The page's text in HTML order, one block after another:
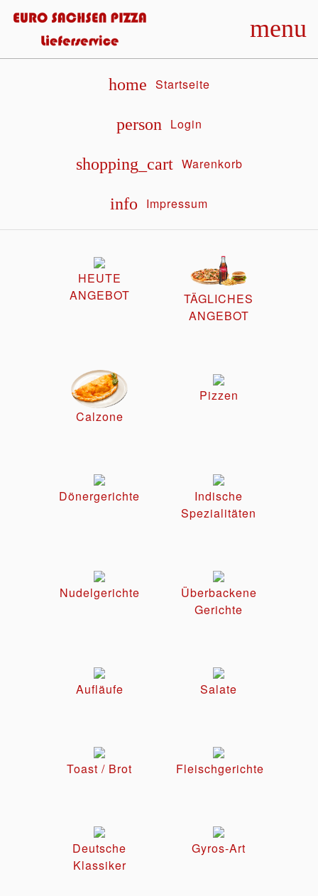
menu
home Startseite
person Login
shopping_cart Warenkorb
info Impressum
HEUTE
ANGEBOT
TÄGLICHES
ANGEBOT
Calzone
Pizzen
Dönergerichte
Indische
Spezialitäten
Nudelgerichte
Überbackene
Gerichte
Aufläufe Salate
Toast / Brot Fleischgerichte
Deutsche
Klassiker
Gyros-Art